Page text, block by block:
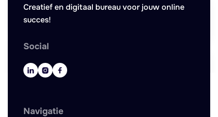
Creatief en digitaal bureau voor jouw online
succes!
Social
  
Navigatie